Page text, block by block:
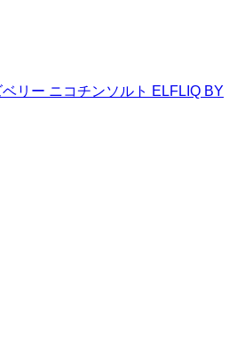
リー ニコチンソルト ELFLIQ BY